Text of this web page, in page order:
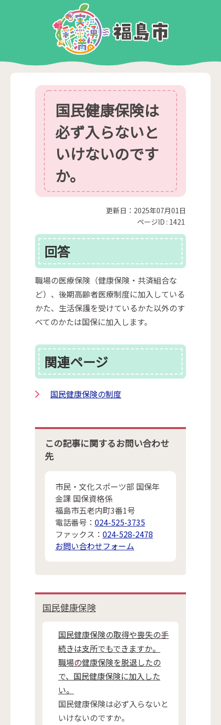
国民健康保険は
必ず入らないと
いけないのです
か。
更新日：2025年07月01日
ページID : 1421
回答
職場の医療保険（健康保険・共済組合な
ど）、後期高齢者医療制度に加入している
かた、生活保護を受けているかた以外のす
べてのかたは国保に加入します。
関連ページ
国民健康保険の制度
この記事に関するお問い合わせ
先
市民・文化スポーツ部 国保年
金課 国保資格係
福島市五老内町3番1号
電話番号： 024-525-3735
ファックス： 024-528-2478
お問い合わせフォーム
国民健康保険
国民健康保険の取得や喪失の手
続きは支所でもできますか。
職場の健康保険を脱退したの
で、国民健康保険に加入した
い。
国民健康保険は必ず入らないと
いけないのですか。